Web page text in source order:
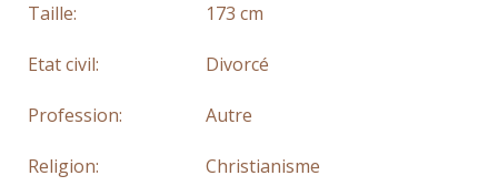
Taille: 173 cm
Etat civil: Divorcé
Profession: Autre
Religion: Christianisme